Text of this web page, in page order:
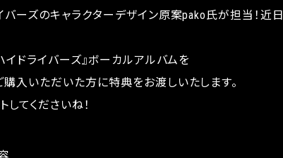
バーズのキャラクターデザイン原案pako氏が担当！近
ドライバーズ』ボーカルアルバムを
入いただいた方に特典をお渡しいたします。
てくださいね！